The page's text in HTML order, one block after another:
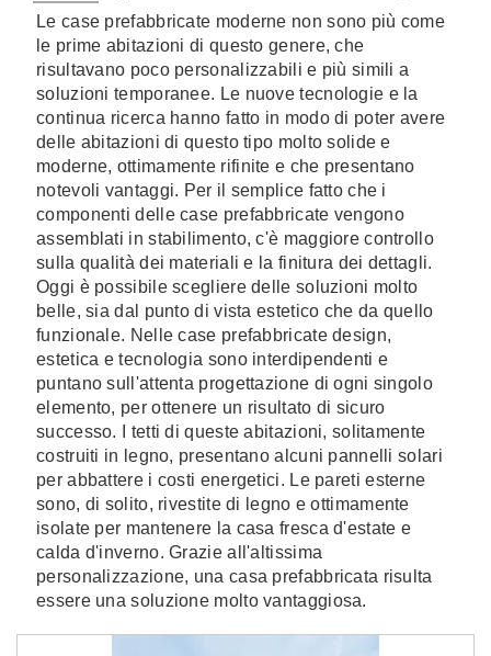
Le case prefabbricate moderne non sono più come
le prime abitazioni di questo genere, che
risultavano poco personalizzabili e più simili a
soluzioni temporanee. Le nuove tecnologie e la
continua ricerca hanno fatto in modo di poter avere
delle abitazioni di questo tipo molto solide e
moderne, ottimamente rifinite e che presentano
notevoli vantaggi. Per il semplice fatto che i
componenti delle case prefabbricate vengono
assemblati in stabilimento, c'è maggiore controllo
sulla qualità dei materiali e la finitura dei dettagli.
Oggi è possibile scegliere delle soluzioni molto
belle, sia dal punto di vista estetico che da quello
funzionale. Nelle case prefabbricate design,
estetica e tecnologia sono interdipendenti e
puntano sull'attenta progettazione di ogni singolo
elemento, per ottenere un risultato di sicuro
successo. I tetti di queste abitazioni, solitamente
costruiti in legno, presentano alcuni pannelli solari
per abbattere i costi energetici. Le pareti esterne
sono, di solito, rivestite di legno e ottimamente
isolate per mantenere la casa fresca d'estate e
calda d'inverno. Grazie all'altissima
personalizzazione, una casa prefabbricata risulta
essere una soluzione molto vantaggiosa.